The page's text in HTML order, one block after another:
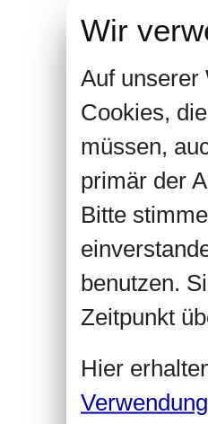
Wir
Auf unserer
Cookies,
müssen,
primär der
Bitte
benutzen.
Zeitpunkt
Hier